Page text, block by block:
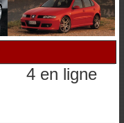
4 en ligne